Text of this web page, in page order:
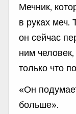
Мечник,
в руках меч.
он сейчас
ним человек,
только что
«Он
больше».